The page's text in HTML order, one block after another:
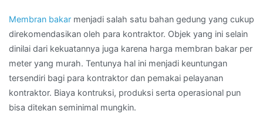
Membran bakar menjadi salah satu bahan gedung yang cukup
direkomendasikan oleh para kontraktor. Objek yang ini selain
dinilai dari kekuatannya juga karena harga membran bakar per
meter yang murah. Tentunya hal ini menjadi keuntungan
tersendiri bagi para kontraktor dan pemakai pelayanan
kontraktor. Biaya kontruksi, produksi serta operasional pun
bisa ditekan seminimal mungkin.